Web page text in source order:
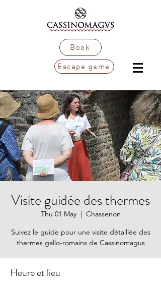
Book
Escape game
Visite guidée des thermes
Thu 01 May
  |
Chassenon
Suivez le guide pour une visite détaillée des
thermes gallo-romains de Cassinomagus
Heure et lieu